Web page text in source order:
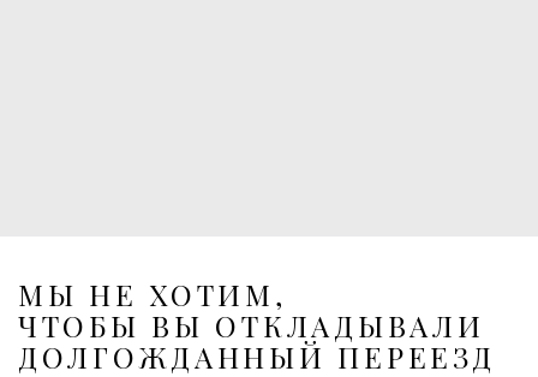
МЫ НЕ ХОТИМ,
ЧТОБЫ ВЫ ОТКЛАДЫВАЛИ
ДОЛГОЖДАННЫЙ ПЕРЕЕЗД